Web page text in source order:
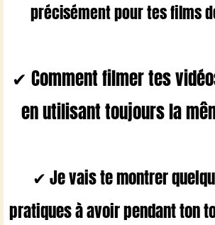
précisément pour tes films
✔ Comment filmer tes
en utilisant toujours la
✔ Je vais te montrer
pratiques à avoir pendant ton